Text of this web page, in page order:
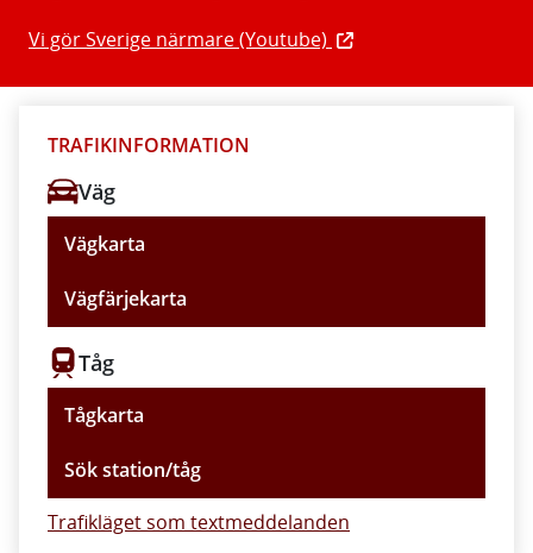
Vi gör Sverige närmare (Youtube)
TRAFIKINFORMATION
Väg
Vägkarta
Vägfärjekarta
Tåg
Tågkarta
Sök station/tåg
Trafikläget som textmeddelanden